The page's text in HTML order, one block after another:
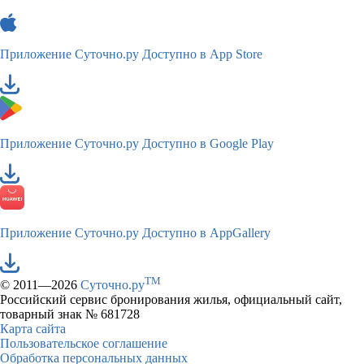
Приложение Суточно.ру Доступно в App Store
Приложение Суточно.ру Доступно в Google Play
Приложение Суточно.ру Доступно в AppGallery
© 2011—2026 Суточно.руTM
Российский сервис бронирования жилья, официальный сайт,
товарный знак № 681728
Карта сайта
Пользовательское соглашение
Обработка персональных данных